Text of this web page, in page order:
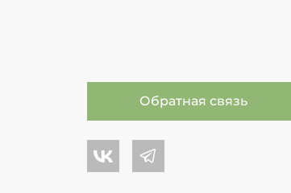
Обратная связь
Центр обоев во Вконтакте
Центр обоев в